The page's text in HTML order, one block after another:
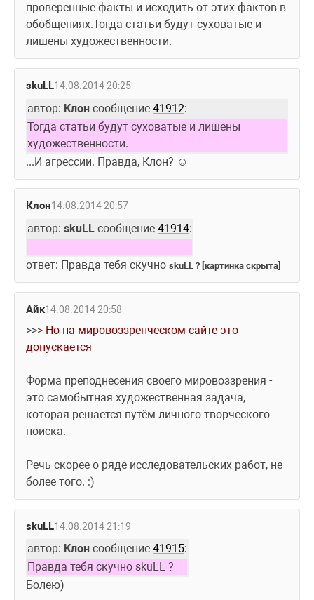
проверенные факты и исходить от этих фактов в
обобщениях.Тогда статьи будут суховатые и
лишены художественности.
skuLL14.08.2014 20:25
автор: Клон сообщение 41912:
Тогда статьи будут суховатые и лишены
художественности.
...И агрессии. Правда, Клон? ☺
Клон14.08.2014 20:57
автор: skuLL сообщение 41914:
ответ: Правда тебя скучно skuLL ? [картинка скрыта]
Айк14.08.2014 20:58
>>> Но на мировоззренческом сайте это
допускается
Форма преподнесения своего мировоззрения -
это самобытная художественная задача,
которая решается путём личного творческого
поиска.
Речь скорее о ряде исследовательских работ, не
более того. :)
skuLL14.08.2014 21:19
автор: Клон сообщение 41915:
Правда тебя скучно skuLL ?
Болею)